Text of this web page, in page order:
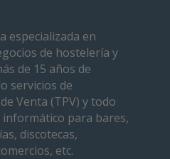
especializada en
de hostelería y
de 15 años de
servicios de
Venta (TPV) y todo
para bares,
discotecas,
etc.